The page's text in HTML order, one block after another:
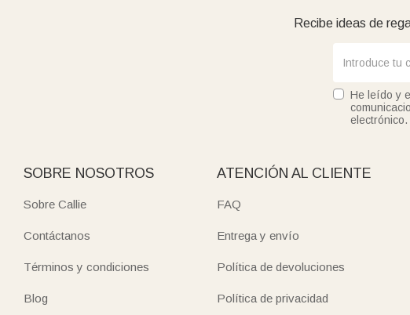
Recibe ideas de
He leído y
electrónico.
SOBRE NOSOTROS
Sobre Callie
Contáctanos
Términos y condiciones
Blog
ATENCIÓN AL CLIENTE
FAQ
Entrega y envío
Política de devoluciones
Política de privacidad